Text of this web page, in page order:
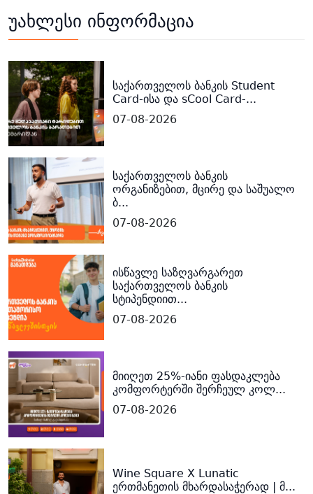
უახლესი ინფორმაცია
საქართველოს ბანკის Student
Card-ისა და sCool Card-...
07-08-2026
საქართველოს ბანკის
ორგანიზებით, მცირე და საშუალო
ბ...
07-08-2026
ისწავლე საზღვარგარეთ
საქართველოს ბანკის
სტიპენდიით...
07-08-2026
მიიღეთ 25%-იანი ფასდაკლება
კომფორტერში შერჩეულ კოლ...
07-08-2026
Wine Square X Lunatic
ერთმანეთის მხარდასაჭერად | მ...